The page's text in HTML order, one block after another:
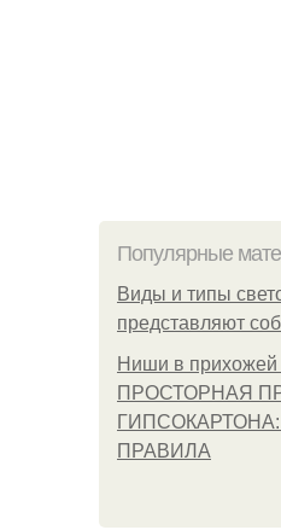
Популярные
Виды и типы
представляют
Ниши в прихожей
ПРОСТОРНАЯ
ПРАВИЛА